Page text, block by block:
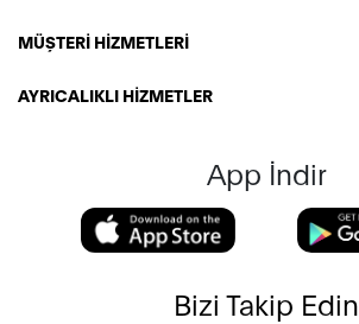
MÜŞTERİ HİZMETLERİ
AYRICALIKLI HİZMETLER
App İndir
Bizi Takip Edin